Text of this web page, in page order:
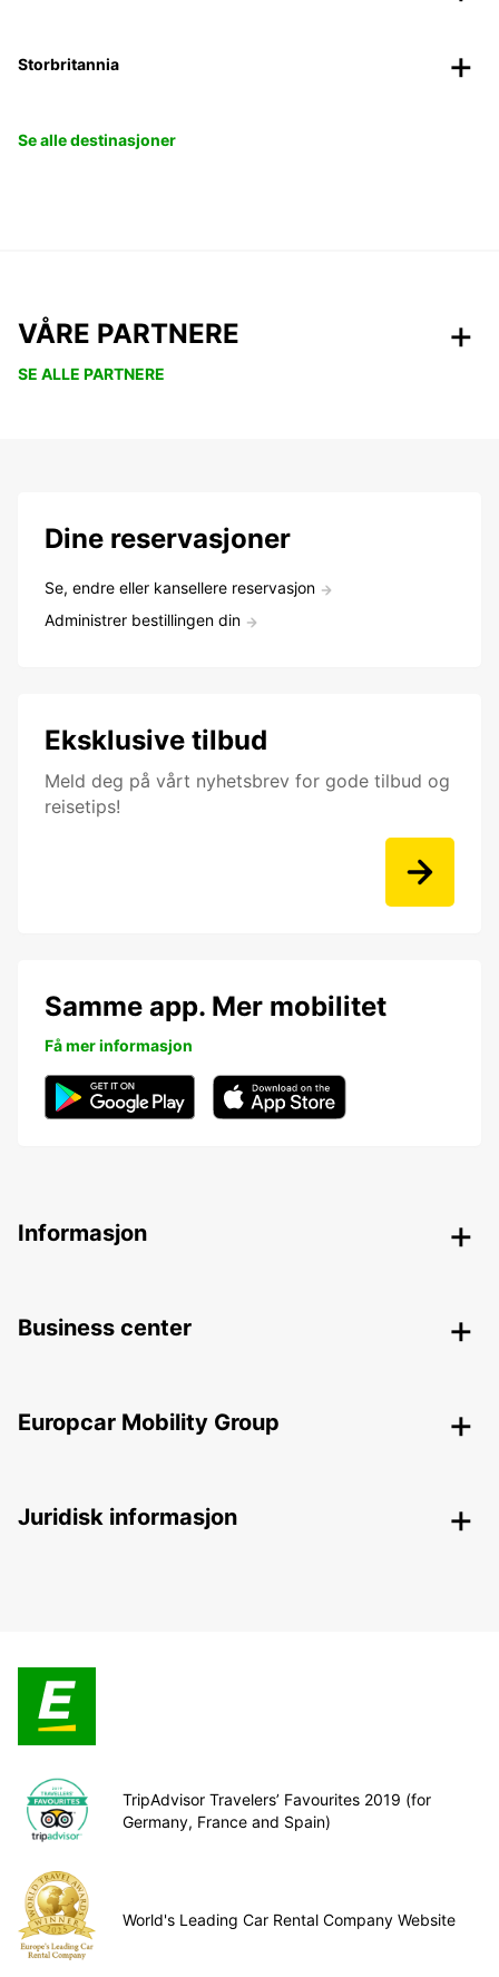
Storbritannia
Se alle destinasjoner
VÅRE PARTNERE
SE ALLE PARTNERE
Dine reservasjoner
Se, endre eller kansellere reservasjon
Administrer bestillingen din
Eksklusive tilbud
Meld deg på vårt nyhetsbrev for gode tilbud og
reisetips!
Samme app. Mer mobilitet
Få mer informasjon
Informasjon
Business center
Europcar Mobility Group
Juridisk informasjon
TripAdvisor Travelers’ Favourites 2019 (for
Germany, France and Spain)
World's Leading Car Rental Company Website